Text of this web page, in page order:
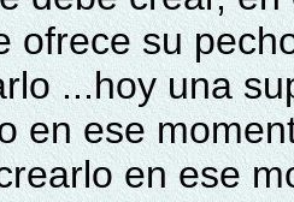
ofrece su
...hoy una
en ese
en ese